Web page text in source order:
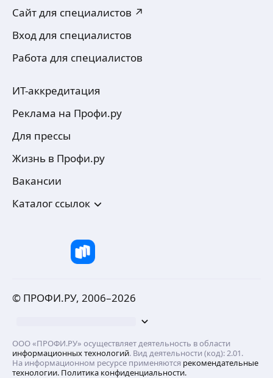
Сайт для специалистов ↗
Вход для специалистов
Работа для специалистов
ИТ-аккредитация
Реклама на Профи.ру
Для прессы
Жизнь в Профи.ру
Вакансии
Каталог ссылок
© ПРОФИ.РУ, 2006–2026
ООО «ПРОФИ.РУ» осуществляет деятельность в области
информационных технологий. Вид деятельности (код): 2.01.
На информационном ресурсе применяются рекомендательные
технологии. Политика конфиденциальности.